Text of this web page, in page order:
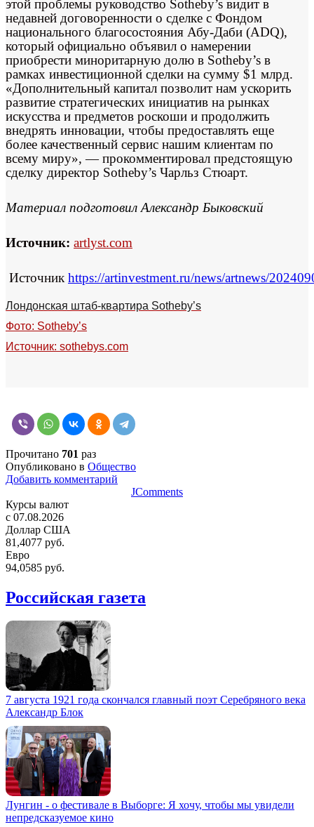
этой проблемы руководство Sotheby’s видит в
недавней договоренности о сделке с Фондом
национального благосостояния Абу-Даби (ADQ),
который официально объявил о намерении
приобрести миноритарную долю в Sotheby’s в
рамках инвестиционной сделки на сумму $1 млрд.
«Дополнительный капитал позволит нам ускорить
развитие стратегических инициатив на рынках
искусства и предметов роскоши и продолжить
внедрять инновации, чтобы предоставлять еще
более качественный сервис нашим клиентам по
всему миру», — прокомментировал предстоящую
сделку директор Sotheby’s Чарльз Стюарт.
Материал подготовил Александр Быковский
Источник: artlyst.com
Источник https://artinvestment.ru/news/artnews/
Лондонская штаб-квартира Sotheby’s
Фото: Sotheby’s
Источник: sothebys.com
Прочитано 701 раз
Опубликовано в Общество
Добавить комментарий
JComments
Курсы валют
c 07.08.2026
Доллар США
81,4077 руб.
Евро
94,0585 руб.
Российская газета
7 августа 1921 года скончался главный поэт Серебряного века
Александр Блок
Лунгин - о фестивале в Выборге: Я хочу, чтобы мы увидели
непредсказуемое кино